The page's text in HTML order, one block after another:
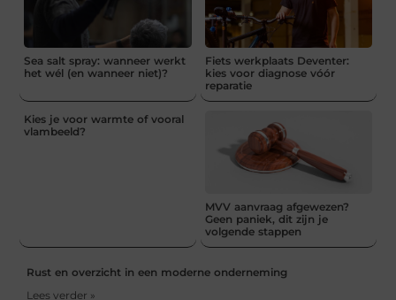
Sea salt spray: wanneer werkt
het wél (en wanneer niet)?
Fiets werkplaats Deventer:
kies voor diagnose vóór
reparatie
Kies je voor warmte of vooral
vlambeeld?
MVV aanvraag afgewezen?
Geen paniek, dit zijn je
volgende stappen
Rust en overzicht in een moderne onderneming
Lees verder »